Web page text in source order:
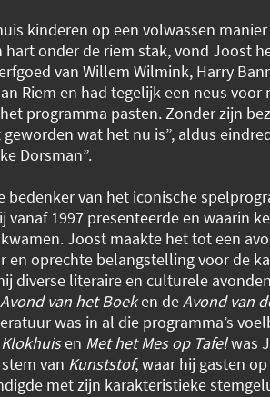
kinderen op een volwassen
hart onder de riem stak, vond Joost
van Willem Wilmink, Harry
Riem en had tegelijk een neus voor
programma pasten. Zonder zijn
wat het nu is”, aldus
Dorsman”.
bedenker van het iconische
vanaf 1997 presenteerde en waarin
Joost maakte het tot een
en oprechte belangstelling voor de
diverse literaire en culturele
Avond van het Boeken deAvond van
was in al die programma’s
en Met het Mes op Tafelwas
van Kunststof, waar hij gasten
met zijn karakteristieke